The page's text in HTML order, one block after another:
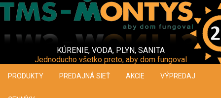
KÚRENIE, VODA, PLYN, SANITA
Jednoducho všetko preto, aby dom fungoval
PRODUKTY PREDAJNÁ SIEŤ AKCIE VÝPREDAJ